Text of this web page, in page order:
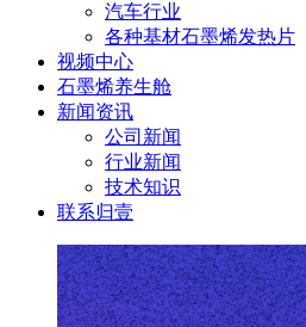
汽车行业
各种基材石墨烯发热片
视频中心
石墨烯养生舱
新闻资讯
公司新闻
行业新闻
技术知识
联系归壹